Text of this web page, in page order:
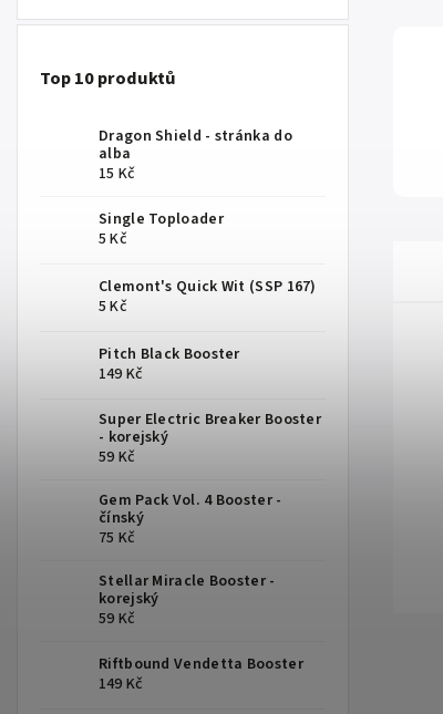
Top 10 produktů
Dragon Shield - stránka do
alba
15 Kč
Single Toploader
5 Kč
Clemont's Quick Wit (SSP 167)
5 Kč
Pitch Black Booster
149 Kč
Super Electric Breaker Booster
- korejský
59 Kč
Gem Pack Vol. 4 Booster -
čínský
75 Kč
Stellar Miracle Booster -
korejský
59 Kč
Riftbound Vendetta Booster
149 Kč